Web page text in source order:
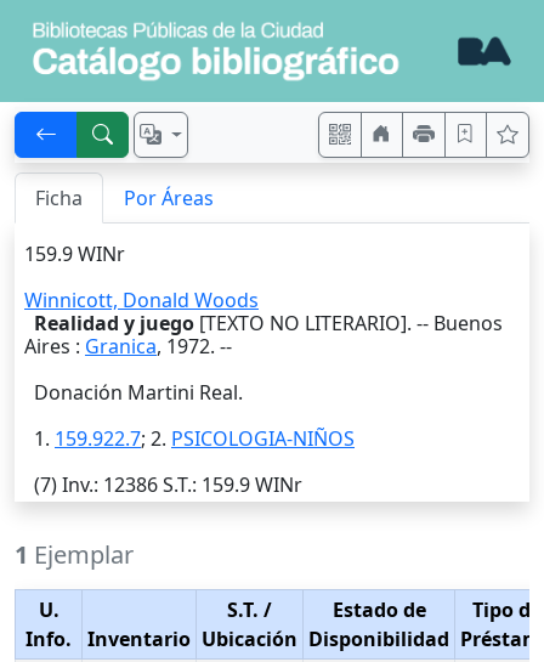
Ficha Por Áreas
159.9 WINr
Winnicott, Donald Woods
Realidad y juego [TEXTO NO LITERARIO]. -- Buenos
Aires : Granica, 1972. --
Donación Martini Real.
1. 159.922.7; 2. PSICOLOGIA-NIÑOS
(7)Inv.: 12386S.T.: 159.9 WINr
1 Ejemplar
U.
Info.
Inventario
S.T. /
Ubicación
Estado de
Disponibilidad
Tipo de